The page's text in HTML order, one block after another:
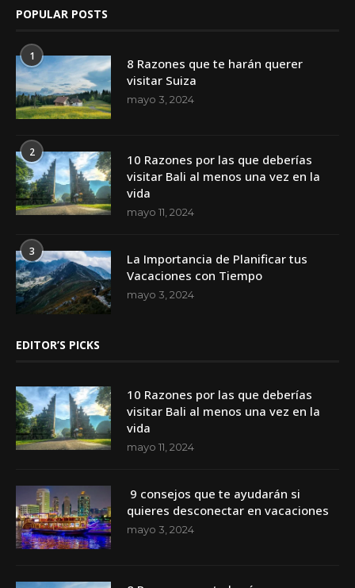
POPULAR POSTS
1
8 Razones que te harán querer
visitar Suiza
mayo 3, 2024
2
10 Razones por las que deberías
visitar Bali al menos una vez en la
vida
mayo 11, 2024
3
La Importancia de Planificar tus
Vacaciones con Tiempo
mayo 3, 2024
EDITOR’S PICKS
10 Razones por las que deberías
visitar Bali al menos una vez en la
vida
mayo 11, 2024
9 consejos que te ayudarán si
quieres desconectar en vacaciones
mayo 3, 2024